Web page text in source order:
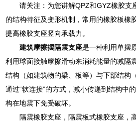
请关注：为您讲解QPZ和GYZ橡胶支
的结构特征及变形机制，常用的橡胶板橡
提高橡胶支座竖向承载力。
建筑摩擦摆隔震支座是一种利用单摆
利用球面接触摩擦滑动来消耗能量的减隔
结构（如建筑物的梁、板等）与下部结构
通过“软连接”的方式，减小传递到结构中
构在地震下免受破坏。
隔震橡胶支座，隔震板式橡胶支座，